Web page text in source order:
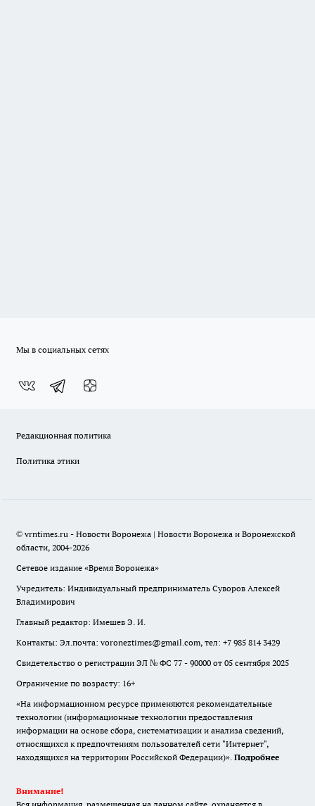
Мы в социальных сетях
Редакционная политика
Политика этики
© vrntimes.ru - Новости Воронежа | Новости Воронежа и Воронежской
области, 2004-2026
Сетевое издание «Время Воронежа»
Учредитель: Индивидуальный предприниматель Суворов Алексей
Владимирович
Главный редактор: Имешев Э. И.
Контакты: Эл.почта: voroneztimes@gmail.com, тел: +7 985 814 3429
Свидетельство о регистрации ЭЛ № ФС 77 - 90000 от 05 сентября 2025
Ограничение по возрасту: 16+
«На информационном ресурсе применяются рекомендательные
технологии (информационные технологии предоставления
информации на основе сбора, систематизации и анализа сведений,
относящихся к предпочтениям пользователей сети "Интернет",
находящихся на территории Российской Федерации)». Подробнее
Внимание!